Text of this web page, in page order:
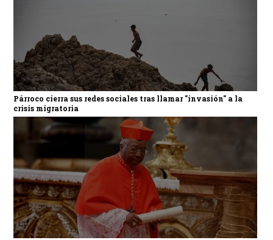
Párroco cierra sus redes sociales tras llamar "invasión" a la
crisis migratoria